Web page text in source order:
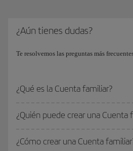
¿Aún tienes dudas?
Te resolvemos las preguntas más
¿Qué es la Cuenta familiar?
¿Quién puede crear una Cuenta
¿Cómo crear una Cuenta